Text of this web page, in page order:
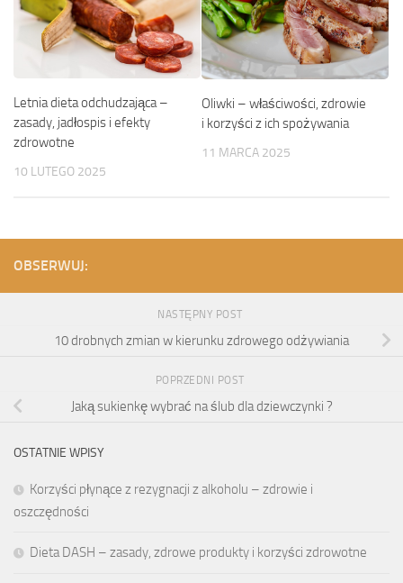
Letnia dieta odchudzająca –
zasady, jadłospis i efekty
zdrowotne
10 LUTEGO 2025
Oliwki – właściwości, zdrowie
i korzyści z ich spożywania
11 MARCA 2025
OBSERWUJ:
NASTĘPNY POST
10 drobnych zmian w kierunku zdrowego odżywiania
POPRZEDNI POST
Jaką sukienkę wybrać na ślub dla dziewczynki ?
OSTATNIE WPISY
Korzyści płynące z rezygnacji z alkoholu – zdrowie i
oszczędności
Dieta DASH – zasady, zdrowe produkty i korzyści zdrowotne